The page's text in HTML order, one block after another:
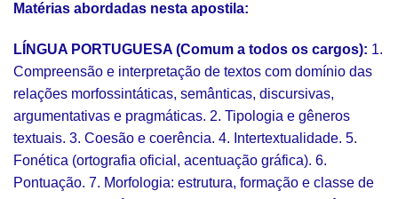
Matérias abordadas nesta apostila:
LÍNGUA PORTUGUESA (Comum a todos os cargos): 1.
Compreensão e interpretação de textos com domínio das
relações morfossintáticas, semânticas, discursivas,
argumentativas e pragmáticas. 2. Tipologia e gêneros
textuais. 3. Coesão e coerência. 4. Intertextualidade. 5.
Fonética (ortografia oficial, acentuação gráfica). 6.
Pontuação. 7. Morfologia: estrutura, formação e classe de